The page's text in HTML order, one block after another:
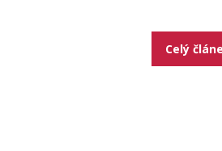
Celý